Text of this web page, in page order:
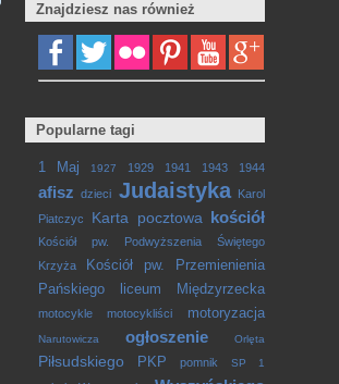
Znajdziesz nas również
Popularne tagi
1 Maj 1927 1929 1941 1943 1944
afisz dzieci Judaistyka
Karol
Piatczyc
Karta pocztowa kościół
Kościół pw. Podwyższenia Świętego
Krzyża
Kościół pw. Przemienienia
Pańskiego
liceum Międzyrzecka
motocykle motocykliści motoryzacja
Narutowicza ogłoszenie Orlęta
Piłsudskiego PKP pomnik SP 1